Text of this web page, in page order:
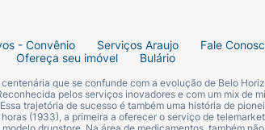
- Convênio Serviços Araujo
Fale
Ofereça seu imóvel Bulário
que se confunde com a evolução de Belo
pelos serviços inovadores e com um mix de
trajetória de sucesso é também uma história de
(1933), a primeira a oferecer o serviço de